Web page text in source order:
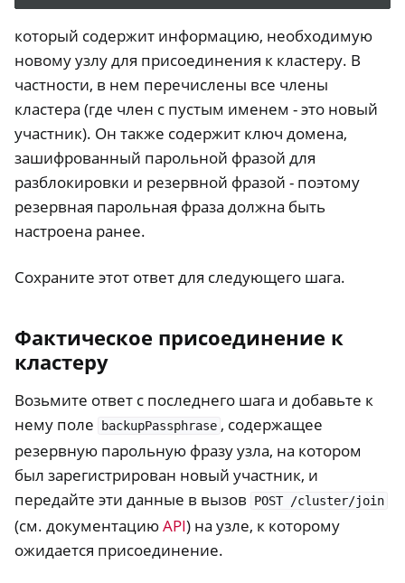
который содержит информацию, необходимую
новому узлу для присоединения к кластеру. В
частности, в нем перечислены все члены
кластера (где член с пустым именем - это новый
участник). Он также содержит ключ домена,
зашифрованный парольной фразой для
разблокировки и резервной фразой - поэтому
резервная парольная фраза должна быть
настроена ранее.
Сохраните этот ответ для следующего шага.
Фактическое присоединение к
кластеру
Возьмите ответ с последнего шага и добавьте к
нему поле
backupPassphrase , содержащее
резервную парольную фразу узла, на котором
был зарегистрирован новый участник, и
передайте эти данные в вызов
POST /cluster/join
(см. документациюAPI) на узле, к которому
ожидается присоединение.